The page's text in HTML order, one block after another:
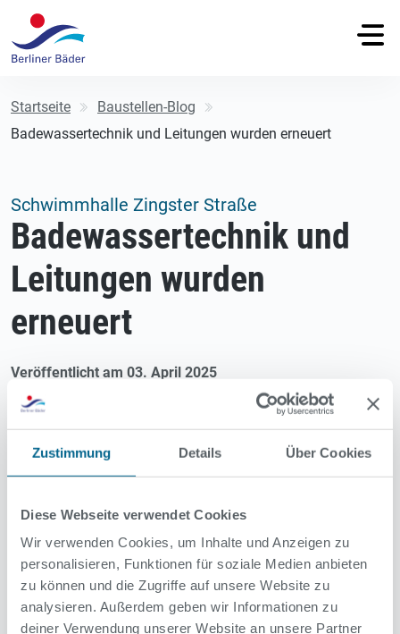
Zustimmung Details Über Cookies
Diese Webseite verwendet Cookies
Wir verwenden Cookies, um Inhalte und Anzeigen zu
personalisieren, Funktionen für soziale Medien anbieten
zu können und die Zugriffe auf unsere Website zu
analysieren. Außerdem geben wir Informationen zu
deiner Verwendung unserer Website an unsere Partner
Startseite
Baustellen-Blog
Badewassertechnik und Leitungen wurden erneuert
Schwimmhalle Zingster Straße
Badewassertechnik und
Leitungen wurden
erneuert
Veröffentlicht am 03. April 2025
Die Neugestaltung der Schwimmhalle Zingster nimmt
Gestalt an: Die Trockenbauarbeiten sind weitgehend
abgeschlossen so wie hier im Foyer. Zeitnah beginnen jetzt
die Fliesenarbeiten rund um das neue Edelstahlbecken
Erneuerung der Badewassertechnik und der dazugehörigen
dem Dach eine Photovoltaikanlage installiert. Die
Teilsanierung läuft seit Herbst 2023.